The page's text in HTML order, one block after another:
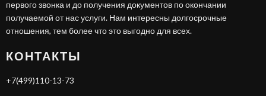
первого звонка и до получения документов по окончании
получаемой от нас услуги. Нам интересны долгосрочные
отношения, тем более что это выгодно для всех.
КОНТАКТЫ
+7(499)110-13-73